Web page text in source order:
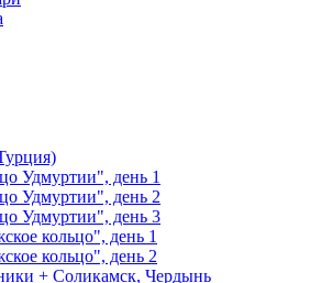
Удмуртии", день 1
Удмуртии", день 2
Удмуртии", день 3
кольцо", день 1
кольцо", день 2
+ Соликамск, Чердынь